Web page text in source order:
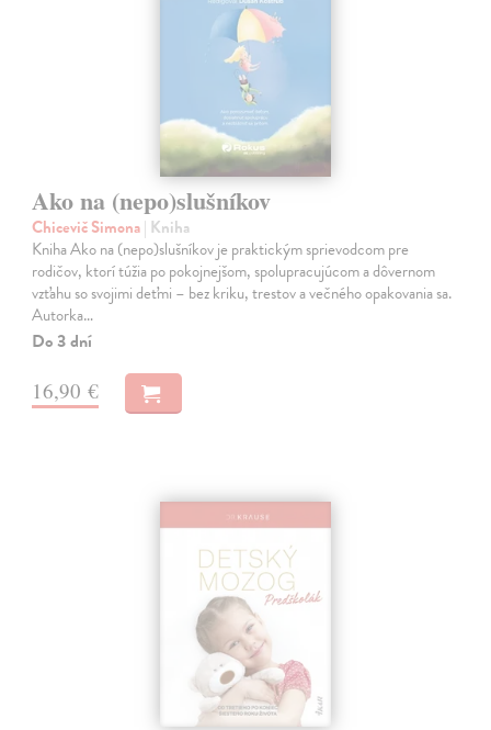
Ako na (nepo)slušníkov
Chicevič Simona| Kniha
Kniha Ako na (nepo)slušníkov je praktickým sprievodcom pre
rodičov, ktorí túžia po pokojnejšom, spolupracujúcom a dôvernom
vzťahu so svojimi deťmi – bez kriku, trestov a večného opakovania sa.
Autorka…
Do 3 dní
16,90 €